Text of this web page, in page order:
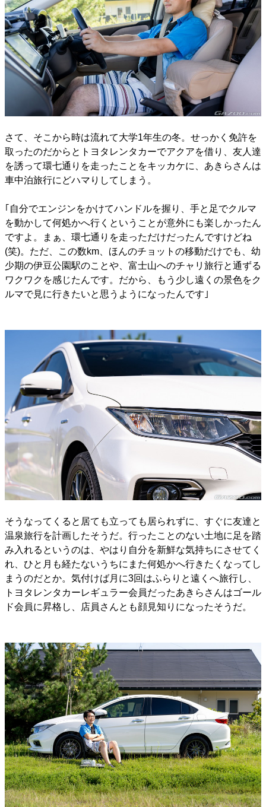
さて、そこから時は流れて大学1年生の冬。せっかく免許を
取ったのだからとトヨタレンタカーでアクアを借り、友人達
を誘って環七通りを走ったことをキッカケに、あきらさんは
車中泊旅行にどハマりしてしまう。
｢自分でエンジンをかけてハンドルを握り、手と足でクルマ
を動かして何処かへ行くということが意外にも楽しかったん
ですよ。まぁ、環七通りを走っただけだったんですけどね
(笑)。ただ、この数km、ほんのチョットの移動だけでも、幼
少期の伊豆公園駅のことや、富士山へのチャリ旅行と通ずる
ワクワクを感じたんです。だから、もう少し遠くの景色をク
ルマで見に行きたいと思うようになったんです｣
そうなってくると居ても立っても居られずに、すぐに友達と
温泉旅行を計画したそうだ。行ったことのない土地に足を踏
み入れるというのは、やはり自分を新鮮な気持ちにさせてく
れ、ひと月も経たないうちにまた何処かへ行きたくなってし
まうのだとか。気付けば月に3回はふらりと遠くへ旅行し、
トヨタレンタカーレギュラー会員だったあきらさんはゴール
ド会員に昇格し、店員さんとも顔見知りになったそうだ。